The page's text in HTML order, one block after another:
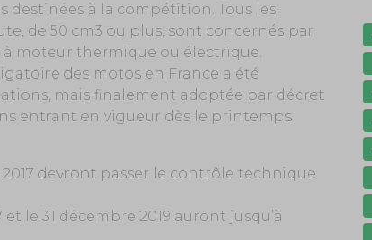
destinées à la compétition. Tous les
de 50 cm3 ou plus, sont concernés par
moteur thermique ou électrique.
des motos en France a été
mais finalement adoptée par décret
entrant en vigueur dès le printemps
devront passer le contrôle technique
le 31 décembre 2019 auront jusqu’à